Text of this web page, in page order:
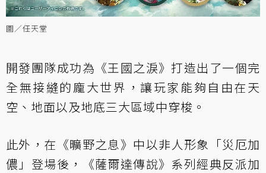
圖／任天堂
開發團隊成功為《王國之淚》打造出了一個完
全無接縫的龐大世界，讓玩家能夠自由在天
空、地面以及地底三大區域中穿梭。
此外，在《曠野之息》中以非人形象「災厄加
儂」登場後，《薩爾達傳說》系列經典反派加